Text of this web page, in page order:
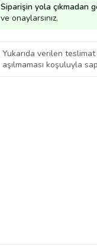
Siparişin yola çıkmadan
ve onaylarsınız.
Yukarıda verilen
aşılmaması koşuluyla